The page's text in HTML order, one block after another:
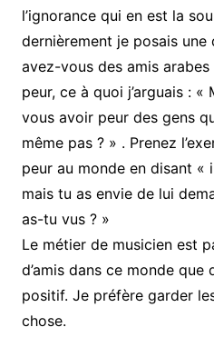
l’ignorance qui en est la
dernièrement je posais une
avez-vous des amis
peur, ce à quoi j’arguais :
vous avoir peur des gens
même pas ? » . Prenez
peur au monde en disant «
mais tu as envie de lui
as-tu vus ? »
Le métier de musicien est
d’amis dans ce monde que
positif. Je préfère garder
chose.